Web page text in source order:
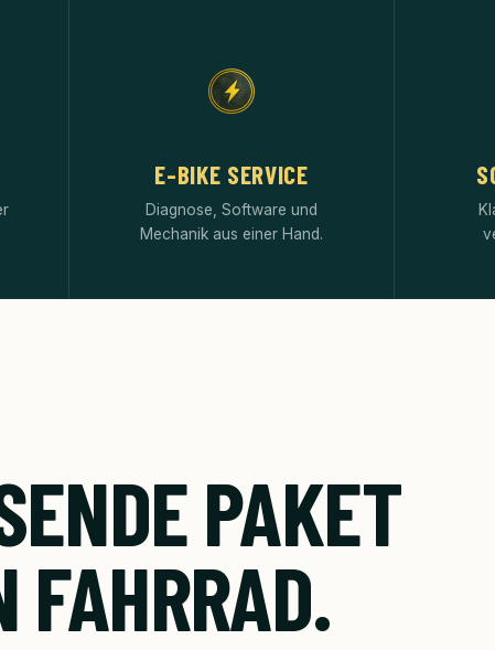
E-BIKE SERVICE
Diagnose, Software und
Mechanik aus einer Hand.
PAKET
FAHRRAD.